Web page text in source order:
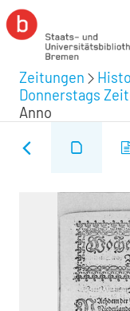
Zeitungen
Donnerstags
Anno